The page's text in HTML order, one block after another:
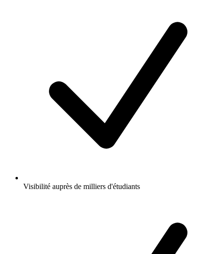
Visibilité auprès de milliers d'étudiants